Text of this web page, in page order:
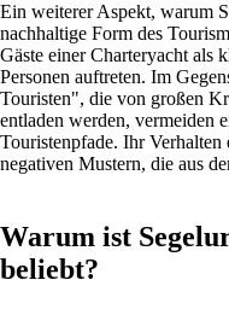
Ein weiterer Aspekt, warum
nachhaltige Form des
Gäste einer Charteryacht als
Personen auftreten. Im
Touristen", die von großen
entladen werden, vermeiden
Touristenpfade. Ihr
negativen Mustern, die aus
Warum ist
beliebt?